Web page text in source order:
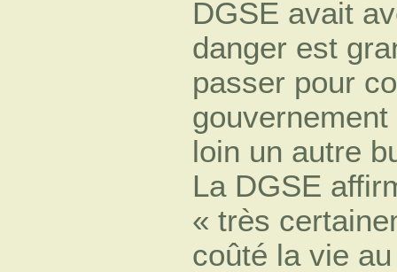
DGSE avait
danger est
passer pour
loin un autre
La DGSE
« très
coûté la vie